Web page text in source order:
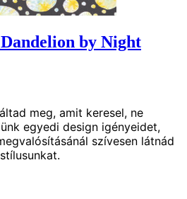
by Night
meg, amit keresel, ne
egyedi design igényeidet,
szívesen látnád